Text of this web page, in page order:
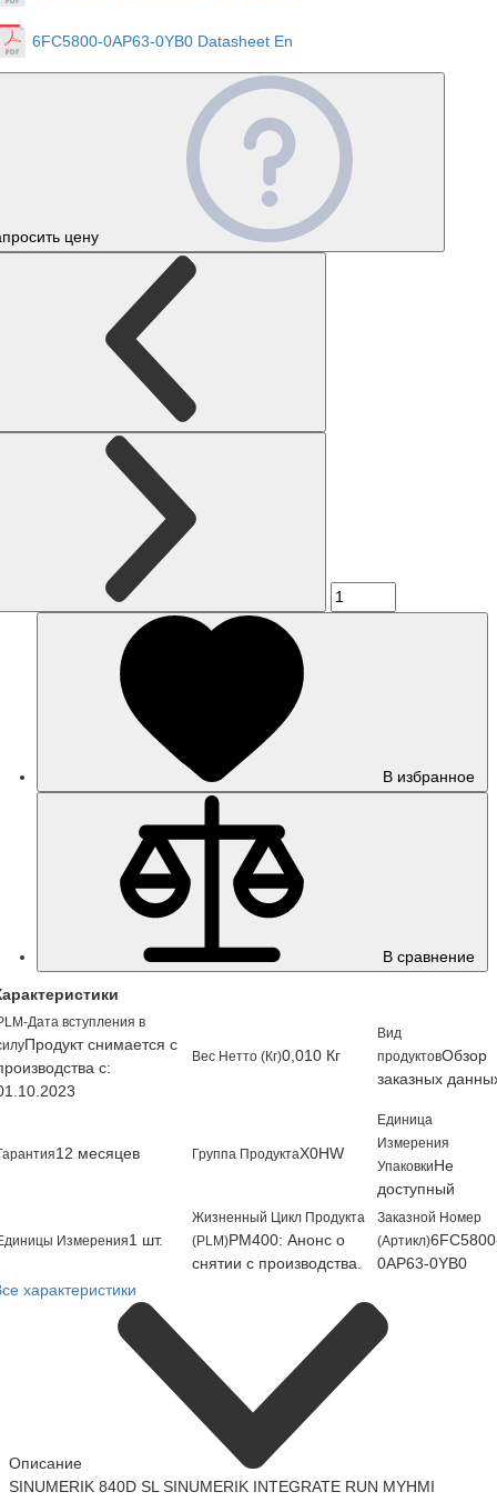
6FC5800-0AP63-0YB0 Datasheet En
цену
В избранное
В сравнение
Дата вступления в
Продукт снимается с
с:
Вес Нетто (Кг)0,010 Кг
Вид
продуктовОбзор
заказных
12 месяцев Группа ПродуктаX0HW
Единица
Измерения
УпаковкиНе
доступный
Измерения1 шт.
Жизненный Цикл Продукта
(PLM)PM400: Анонс о
снятии с производства.
Заказной Номер
(Артикл)
0AP63-0YB0
характеристики
Описание
SINUMERIK 840D SL SINUMERIK INTEGRATE RUN MYHMI